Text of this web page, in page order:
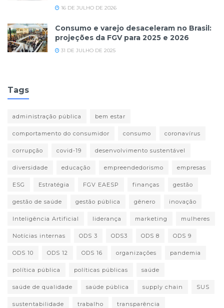
16 DE JULHO DE 2026
Consumo e varejo desaceleram no Brasil:
projeções da FGV para 2025 e 2026
31 DE JULHO DE 2025
Tags
administração pública bem estar
comportamento do consumidor consumo coronavírus
corrupção covid-19 desenvolvimento sustentável
diversidade educação empreendedorismo empresas
ESG Estratégia FGV EAESP finanças gestão
gestão de saúde gestão pública gênero inovação
Inteligência Artificial liderança marketing mulheres
Notícias internas ODS 3 ODS3 ODS 8 ODS 9
ODS 10 ODS 12 ODS 16 organizações pandemia
política pública políticas públicas saúde
saúde de qualidade saúde pública supply chain SUS
sustentabilidade trabalho transparência